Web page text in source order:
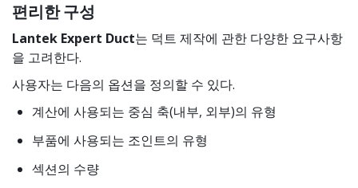
편리한 구성
Lantek Expert Duct는 덕트 제작에 관한 다양한 요구사항
을 고려한다.
사용자는 다음의 옵션을 정의할 수 있다.
계산에 사용되는 중심 축(내부, 외부)의 유형
부품에 사용되는 조인트의 유형
섹션의 수량